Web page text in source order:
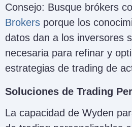
Consejo: Busque brókers
Brokers porque los
datos dan a los inversores
necesaria para refinar y
estrategias de trading de
Soluciones de Trading
La capacidad de Wyden